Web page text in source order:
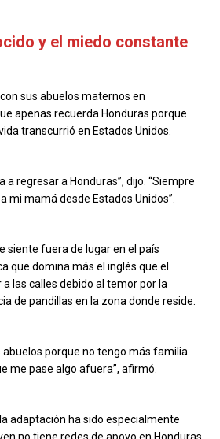
y el miedo constante
sus abuelos maternos en
apenas recuerda Honduras porque
transcurrió en Estados Unidos.
a regresar a Honduras”, dijo. “Siempre
mi mamá desde Estados Unidos”.
siente fuera de lugar en el país
que domina más el inglés que el
las calles debido al temor por la
de pandillas en la zona donde reside.
abuelos porque no tengo más familia
me pase algo afuera”, afirmó.
adaptación ha sido especialmente